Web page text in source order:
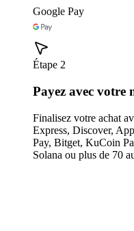
Google Pay
Étape 2
Payez avec votre
Finalisez votre achat
Express, Discover,
Pay, Bitget, KuCoin
Solana ou plus de 70